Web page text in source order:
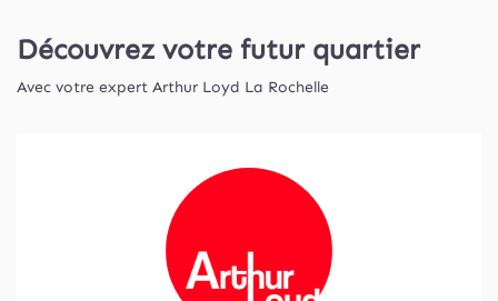
Découvrez votre futur quartier
Avec votre expert Arthur Loyd La Rochelle